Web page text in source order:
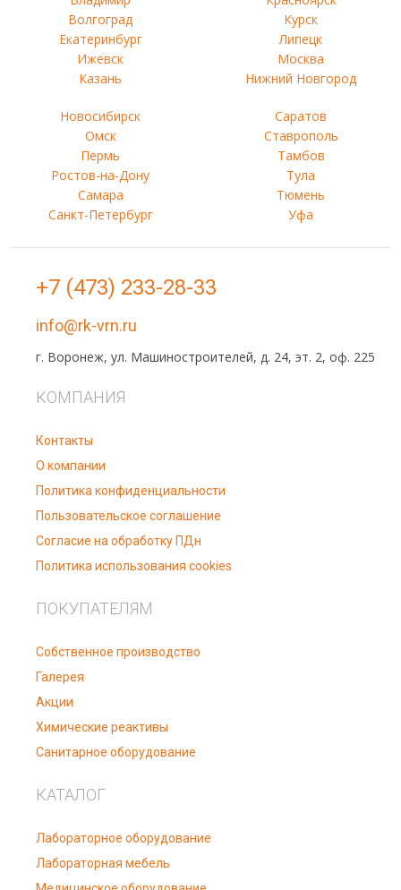
Волгоград
Екатеринбург
Ижевск
Казань
Курск
Липецк
Москва
Нижний Новгород
Новосибирск
Омск
Пермь
Ростов-на-Дону
Самара
Санкт-Петербург
Саратов
Ставрополь
Тамбов
Тула
Тюмень
Уфа
+7 (473) 233-28-33
info@rk-vrn.ru
г. Воронеж, ул. Машиностроителей, д. 24, эт. 2, оф. 225
КОМПАНИЯ
Контакты
О компании
Политика конфиденциальности
Пользовательское соглашение
Согласие на обработку ПДн
Политика использования cookies
ПОКУПАТЕЛЯМ
Собственное производство
Галерея
Акции
Химические реактивы
Санитарное оборудование
КАТАЛОГ
Лабораторное оборудование
Лабораторная мебель